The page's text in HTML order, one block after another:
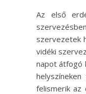
Az első
szervezetek
vidéki
napot átfogó
felismerik az